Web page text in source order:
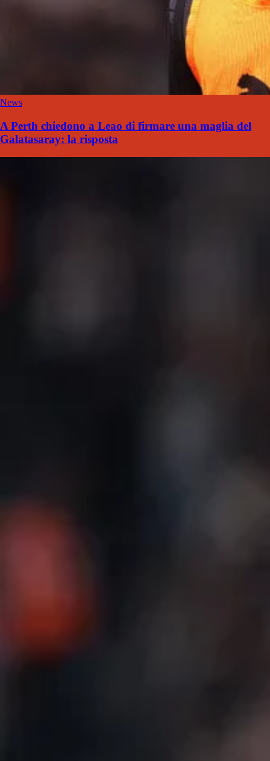
News
A Perth chiedono a Leao di firmare una maglia del
Galatasaray: la risposta